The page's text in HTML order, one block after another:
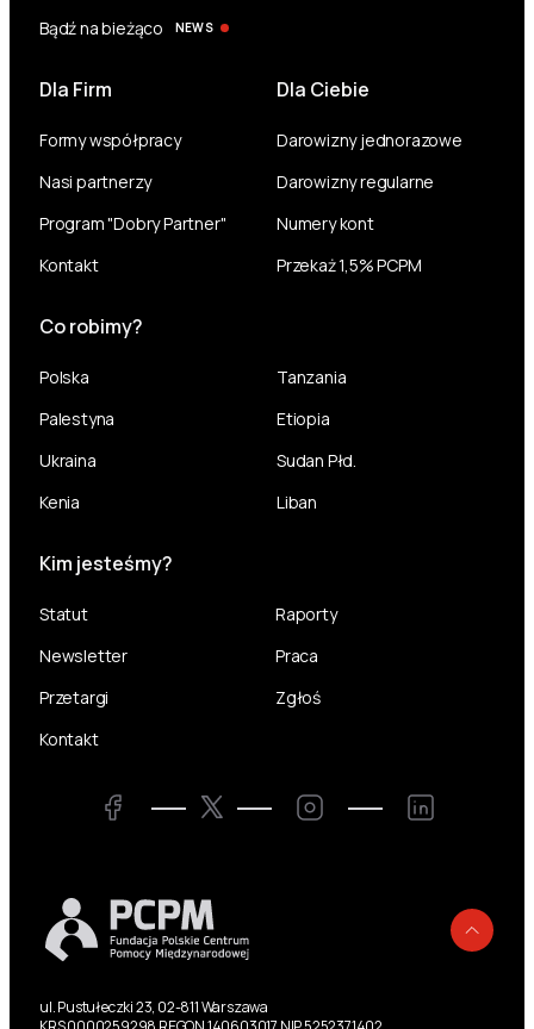
Bądź na bieżąco
NEWS
Dla Firm
Formy współpracy
Nasi partnerzy
Program "Dobry Partner"
Kontakt
Dla Ciebie
Darowizny jednorazowe
Darowizny regularne
Numery kont
Przekaż 1,5% PCPM
Co robimy?
Polska
Palestyna
Ukraina
Kenia
Tanzania
Etiopia
Sudan Płd.
Liban
Kim jesteśmy?
Statut
Raporty
Newsletter
Praca
Przetargi
Zgłoś
Kontakt
Facebook Twitter Instagram LinkedIn
ul. Pustułeczki 23, 02-811 Warszawa